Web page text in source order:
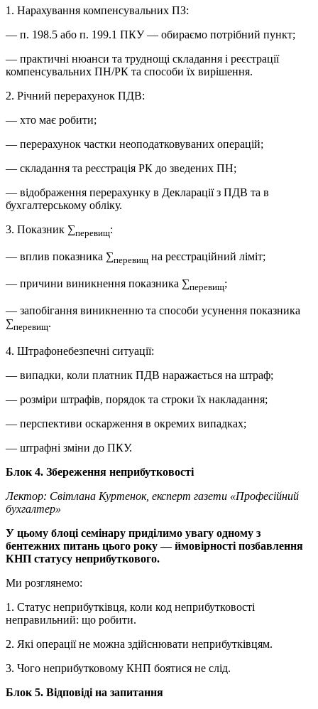
1. Нарахування компенсувальних ПЗ:
— п. 198.5 або п. 199.1 ПКУ — обираємо потрібний пункт;
— практичні нюанси та труднощі складання і реєстрації
компенсувальних ПН/РК та способи їх вирішення.
2. Річний перерахунок ПДВ:
— хто має робити;
— перерахунок частки неоподатковуваних операцій;
— складання та реєстрація РК до зведених ПН;
— відображення перерахунку в Декларації з ПДВ та в
бухгалтерському обліку.
3. Показник ∑перевищ:
— вплив показника ∑перевищ на реєстраційний ліміт;
— причини виникнення показника ∑перевищ;
— запобігання виникненню та способи усунення показника
∑перевищ.
4. Штрафонебезпечні ситуації:
— випадки, коли платник ПДВ наражається на штраф;
— розміри штрафів, порядок та строки їх накладання;
— перспективи оскарження в окремих випадках;
— штрафні зміни до ПКУ.
Блок 4. Збереження неприбутковості
Лектор: Світлана Куртенок, експерт газети «Професійний
бухгалтер»
У цьому блоці семінару приділимо увагу одному з
бентежних питань цього року — ймовірності позбавлення
КНП статусу неприбуткового.
Ми розглянемо:
1. Статус неприбутківця, коли код неприбутковості
неправильний: що робити.
2. Які операції не можна здійснювати неприбутківцям.
3. Чого неприбутковому КНП боятися не слід.
Блок 5. Відповіді на запитання